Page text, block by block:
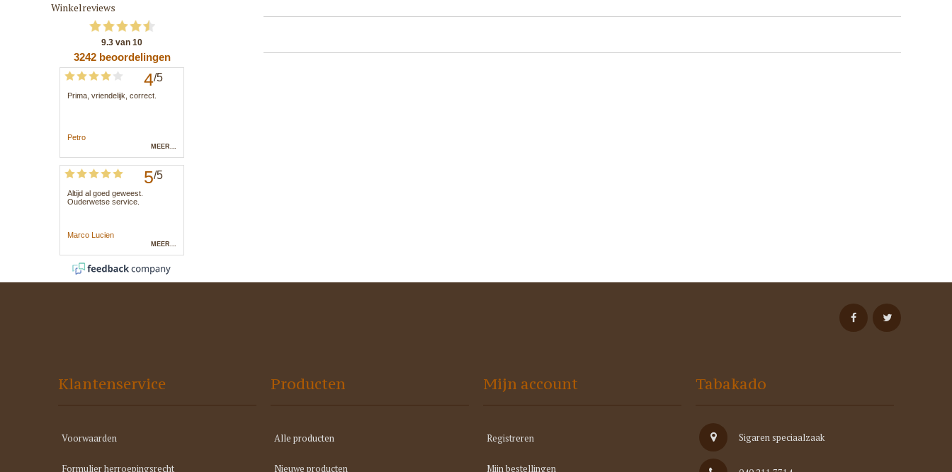
Winkelreviews
Klantenservice
Voorwaarden
Formulier herroepingsrecht
Producten
Alle producten
Nieuwe producten
Mijn account
Registreren
Mijn bestellingen
Tabakado
Sigaren speciaalzaak